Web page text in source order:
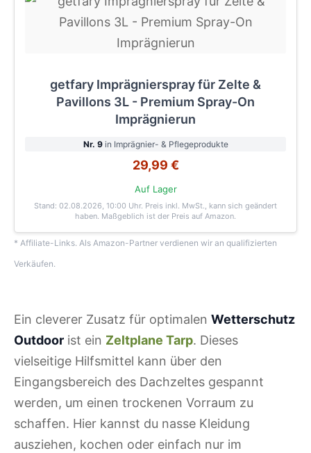
getfary Imprägnierspray für Zelte &
Pavillons 3L - Premium Spray-On
Imprägnierun
Nr. 9in Imprägnier- & Pflegeprodukte
29,99 €
Auf Lager
Stand: 02.08.2026, 10:00 Uhr. Preis inkl. MwSt., kann sich geändert
haben. Maßgeblich ist der Preis auf Amazon.
* Affiliate-Links. Als Amazon-Partner verdienen wir an qualifizierten
Verkäufen.
Ein cleverer Zusatz für optimalen Wetterschutz
Outdoor ist ein Zeltplane Tarp. Dieses
vielseitige Hilfsmittel kann über den
Eingangsbereich des Dachzeltes gespannt
werden, um einen trockenen Vorraum zu
schaffen. Hier kannst du nasse Kleidung
ausziehen, kochen oder einfach nur im